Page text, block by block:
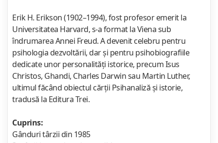
Erik H. Erikson (1902–1994), fost profesor emerit la
Universitatea Harvard, s-a format la Viena sub
îndrumarea Annei Freud. A devenit celebru pentru
psihologia dezvoltării, dar şi pentru psihobiografiile
dedicate unor personalităţi istorice, precum Isus
Christos, Ghandi, Charles Darwin sau Martin Luther,
ultimul făcând obiectul cărţii Psihanaliză şi istorie,
tradusă la Editura Trei.
Cuprins:
Gânduri târzii din 1985